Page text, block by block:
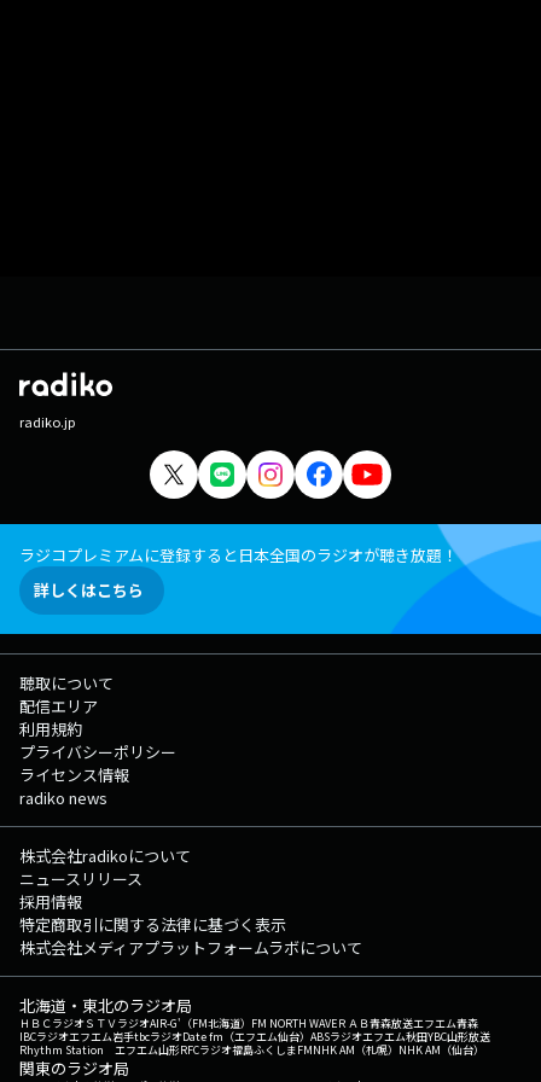
radiko.jp
ラジコプレミアムに登録すると日本全国のラジオが聴き放題！
詳しくはこちら
聴取について
配信エリア
利用規約
プライバシーポリシー
ライセンス情報
radiko news
株式会社radikoについて
ニュースリリース
採用情報
特定商取引に関する法律に基づく表示
株式会社メディアプラットフォームラボについて
北海道・東北のラジオ局
ＨＢＣラジオＳＴＶラジオAIR-G'（FM北海道） FM NORTH WAVEＲＡＢ青森放送エフエム青森
IBCラジオエフエム岩手tbcラジオDate fm（エフエム仙台） ABSラジオエフエム秋田YBC山形放送
Rhythm Station エフエム山形RFCラジオ福島ふくしまFMNHK AM（札幌） NHK AM（仙台）
関東のラジオ局